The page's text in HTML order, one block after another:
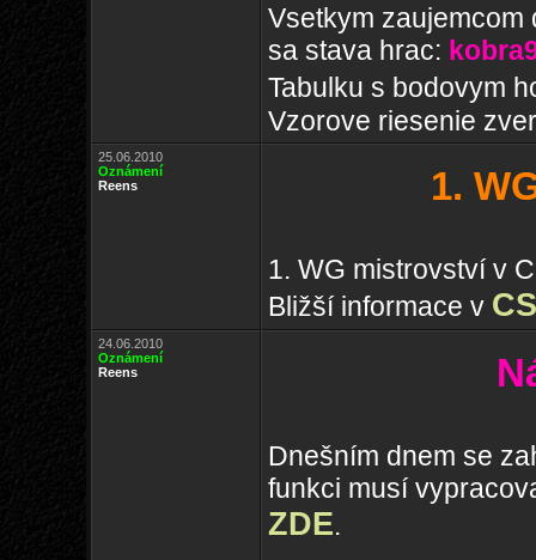
Vsetkym zaujemcom
sa stava hrac:
Tabulku s bodovym
Vzorove riesenie
25.06.2010
Oznámení
Reens
1.
1. WG mistrovství v
Bližší informace v
24.06.2010
Oznámení
Reens
Dnešním dnem se
funkci musí
ZDE.